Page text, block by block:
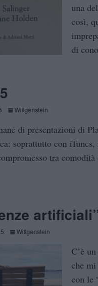
una
così,
di
Wittgenstein
di presentazioni di
soprattutto con
tra
Wittgenstein
C’è
che
con le